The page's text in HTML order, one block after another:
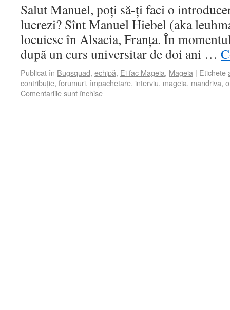
Salut Manuel, poți să-ți faci o
lucrezi? Sînt Manuel Hiebel (aka
locuiesc în Alsacia, Franța. În
după un curs universitar de doi ani …
Publicat în Bugsquad, echipă, Ei fac Mageia, Mageia | Etichete
contribuție, forumuri, împachetare, interviu, mageia, mandriva,
Comentariile sunt închise